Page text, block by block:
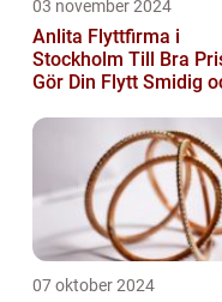
03 november 2024
Anlita Flyttfirma i
Stockholm Till Bra
Gör Din Flytt Smidig
07 oktober 2024